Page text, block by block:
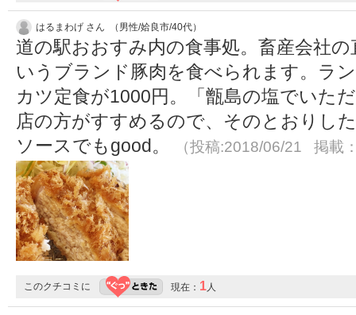
はるまわげ さん （男性/姶良市/40代）
道の駅おおすみ内の食事処。畜産会社
いうブランド豚肉を食べられます。ラ
カツ定食が1000円。「甑島の塩でいた
店の方がすすめるので、そのとおりし
ソースでもgood。
（投稿:2018/06/21 掲載
このクチコミに 現在： 1 人